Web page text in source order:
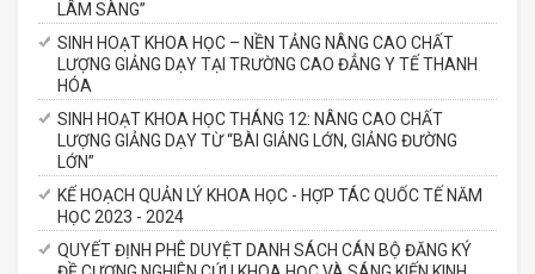
LÂM SÀNG”
SINH HOẠT KHOA HỌC – NỀN TẢNG NÂNG CAO CHẤT
LƯỢNG GIẢNG DẠY TẠI TRƯỜNG CAO ĐẲNG Y TẾ THANH
HÓA
SINH HOẠT KHOA HỌC THÁNG 12: NÂNG CAO CHẤT
LƯỢNG GIẢNG DẠY TỪ “BÀI GIẢNG LỚN, GIẢNG ĐƯỜNG
LỚN”
KẾ HOẠCH QUẢN LÝ KHOA HỌC - HỢP TÁC QUỐC TẾ NĂM
HỌC 2023 - 2024
QUYẾT ĐỊNH PHÊ DUYỆT DANH SÁCH CÁN BỘ ĐĂNG KÝ